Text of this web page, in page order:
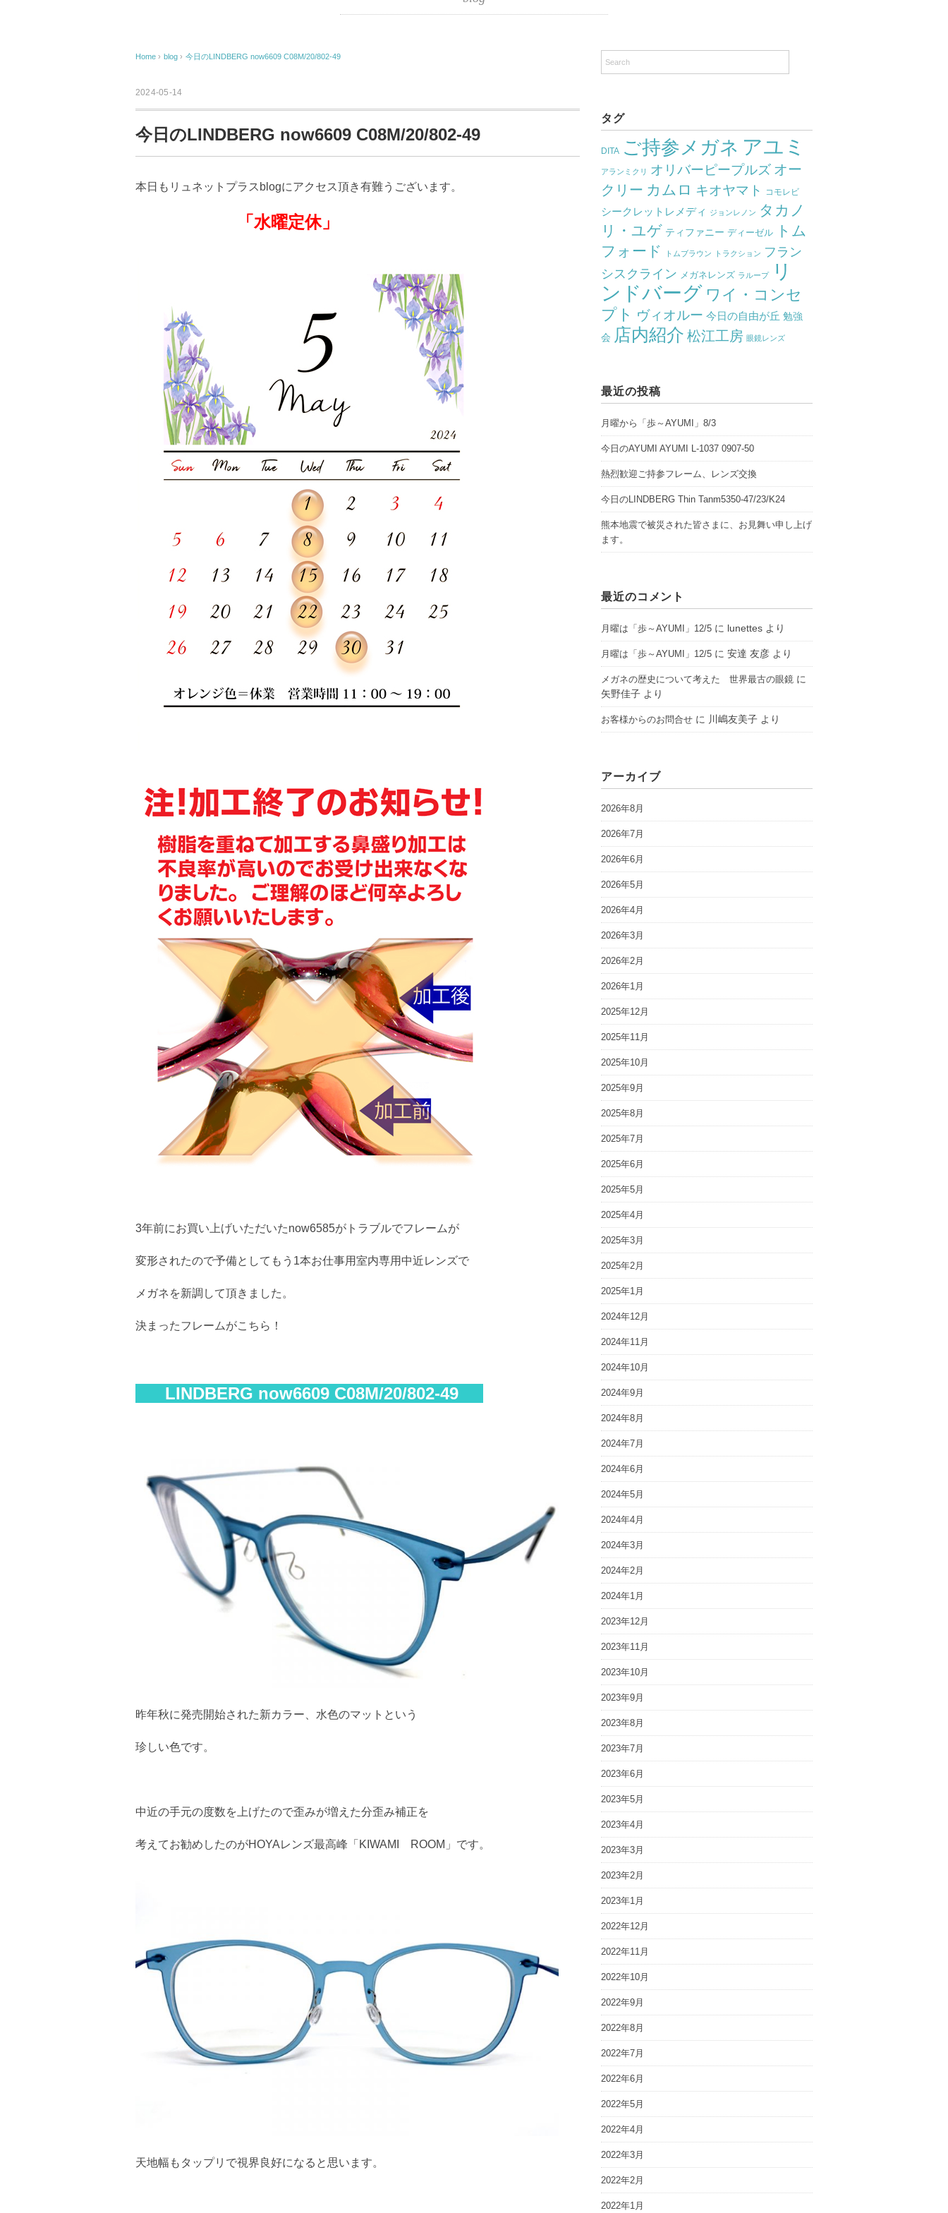
Home › blog › 今日のLINDBERG now6609 C08M/20/802-49
2024-05-14
今日のLINDBERG now6609 C08M/20/802-49
本日もリュネットプラスblogにアクセス頂き有難うございます。
「水曜定休」
3年前にお買い上げいただいたnow6585がトラブルでフレームが
変形されたので予備としてもう1本お仕事用室内専用中近レンズで
メガネを新調して頂きました。
決まったフレームがこちら！
LINDBERG now6609 C08M/20/802-49
昨年秋に発売開始された新カラー、水色のマットという
珍しい色です。
中近の手元の度数を上げたので歪みが増えた分歪み補正を
考えてお勧めしたのがHOYAレンズ最高峰「KIWAMI ROOM」です。
天地幅もタップリで視界良好になると思います。
タグ
DITA ご持参メガネ アユミ
アランミクリ オリバーピープルズ オー
クリー カムロ キオヤマト コモレビ
シークレットレメディ ジョンレノン タカノ
リ・ユゲ ティファニー ディーゼル
トム
フォード
トムブラウン トラクション フラン
シスクライン メガネレンズ ラループ
リ
ンドバーグ ワイ・コンセ
プト ヴィオルー 今日の自由が丘 勉強
会 店内紹介 松江工房 眼鏡レンズ
最近の投稿
月曜から「歩～AYUMI」8/3
今日のAYUMI AYUMI L-1037 0907-50
熱烈歓迎ご持参フレーム、レンズ交換
今日のLINDBERG Thin Tanm5350-47/23/K24
熊本地震で被災された皆さまに、お見舞い申し上げ
ます。
最近のコメント
月曜は「歩～AYUMI」12/5 に lunettes より
月曜は「歩～AYUMI」12/5 に安達 友彦 より
メガネの歴史について考えた 世界最古の眼鏡 に
矢野佳子 より
お客様からのお問合せ に 川嶋友美子 より
アーカイブ
2026年8月
2026年7月
2026年6月
2026年5月
2026年4月
2026年3月
2026年2月
2026年1月
2025年12月
2025年11月
2025年10月
2025年9月
2025年8月
2025年7月
2025年6月
2025年5月
2025年4月
2025年3月
2025年2月
2025年1月
2024年12月
2024年11月
2024年10月
2024年9月
2024年8月
2024年7月
2024年6月
2024年5月
2024年4月
2024年3月
2024年2月
2024年1月
2023年12月
2023年11月
2023年10月
2023年9月
2023年8月
2023年7月
2023年6月
2023年5月
2023年4月
2023年3月
2023年2月
2023年1月
2022年12月
2022年11月
2022年10月
2022年9月
2022年8月
2022年7月
2022年6月
2022年5月
2022年4月
2022年3月
2022年2月
2022年1月